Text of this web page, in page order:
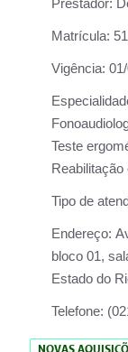
Prestador:
Matrícula:
Vigência:
Teste
Tipo de
Endereço:
bloco 01,
Estado do
Telefone:
NOVAS